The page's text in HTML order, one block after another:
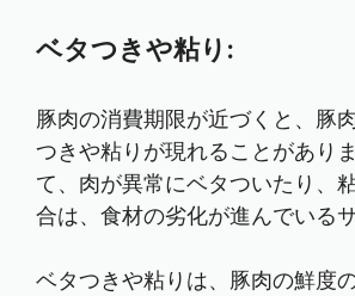
ベタつきや粘り:
豚肉の消費期限が近づくと、豚
つきや粘りが現れることがあり
て、肉が異常にベタついたり、
合は、食材の劣化が進んでいるサ
ベタつきや粘りは、豚肉の鮮度